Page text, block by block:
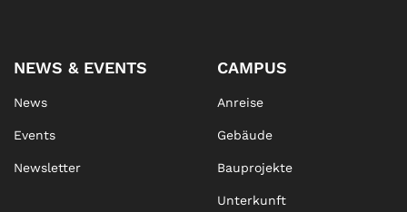
NEWS & EVENTS
News
Events
Newsletter
CAMPUS
Anreise
Gebäude
Bauprojekte
Unterkunft